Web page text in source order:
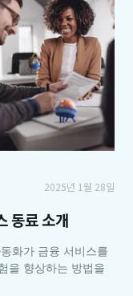
2025년 1월 28일
동료 소개
화가 금융 서비스를
을 향상하는 방법을